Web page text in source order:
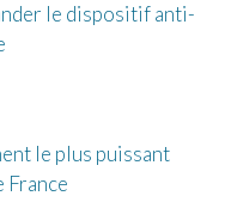
le dispositif anti-
le plus puissant
France